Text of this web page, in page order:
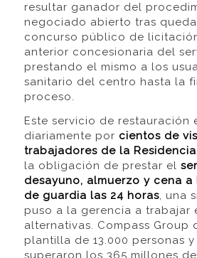
resultar ganador del
negociado abierto tras
concurso público de
anterior concesionaria del
prestando el mismo a los
sanitario del centro hasta la
proceso.
Este servicio de restauración
diariamente por cientos de
trabajadores de la Residencia
la obligación de prestar el
desayuno, almuerzo y cena a
de guardia las 24 horas, una
puso a la gerencia a trabajar
alternativas. Compass Group
plantilla de 13.000 personas y
superaron los 365 millones